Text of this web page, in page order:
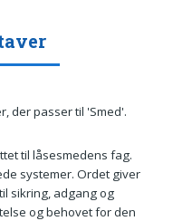
der passer til 'Smed'.
til låsesmedens fag.
systemer. Ordet giver
sikring, adgang og
og behovet for den